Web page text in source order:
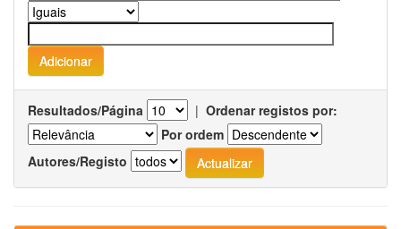
Resultados/Página | Ordenar registos por:
Por ordem
Autores/Registo